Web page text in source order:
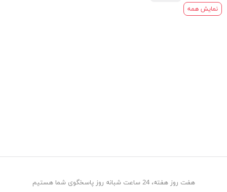
نمایش همه
هفت روز هفته، 24 ساعت شبانه روز پاسخگوی شما هستیم